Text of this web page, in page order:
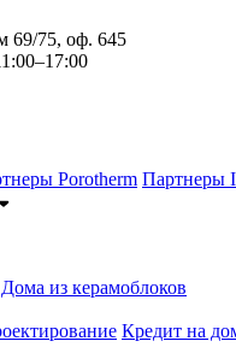
69/75, оф. 645
Porotherm Партнеры
Дома из керамоблоков
Кредит на